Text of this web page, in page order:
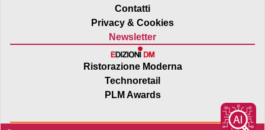
Contatti
Privacy & Cookies
Newsletter
Ristorazione Moderna
Technoretail
PLM Awards